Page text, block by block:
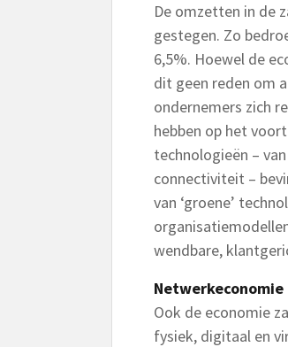
De omzetten in de
gestegen. Zo
6,5%. Hoewel de
dit geen reden om
ondernemers zich
hebben op het
technologieën –
connectiviteit –
van ‘groene’
wendbare,
Ook de economie
fysiek, digitaal en